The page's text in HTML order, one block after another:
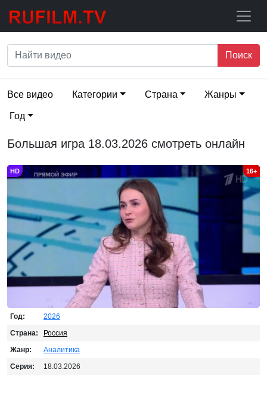
Поиск
Все видео Категории Страна Жанры
Год
Большая игра 18.03.2026 смотреть онлайн
HD 16+
Год:
2026
Страна:
Россия
Жанр:
Аналитика
Серия:
18.03.2026